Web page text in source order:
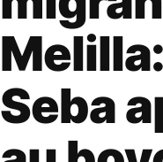
Seba